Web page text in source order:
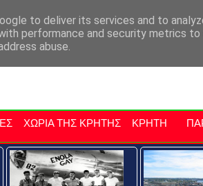
Επαρχία Μαλεβιζίου Εκδηλώσεις
ΧΩΡΙΑ ΤΗΣ ΚΡΗΤΗΣ ΚΡΗΤΗ
to deliver its services and to
performance and security metrics
abuse.